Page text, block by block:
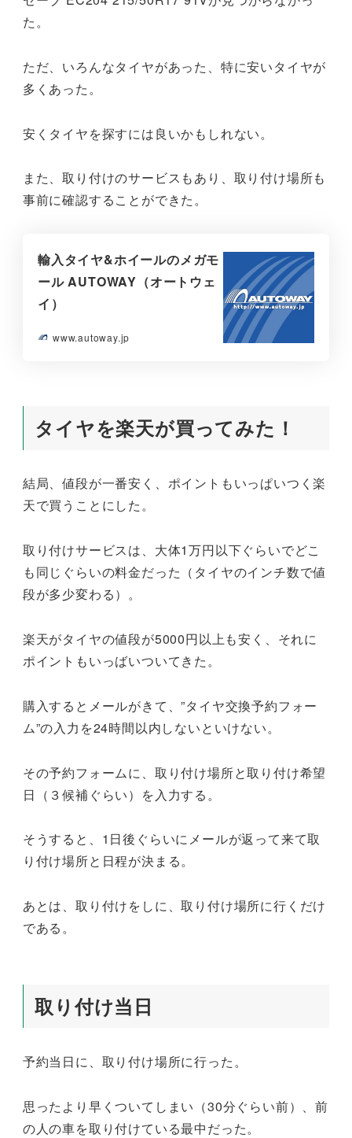
た。
ただ、いろんなタイヤがあった、特に安いタイヤが
多くあった。
安くタイヤを探すには良いかもしれない。
また、取り付けのサービスもあり、取り付け場所も
事前に確認することができた。
輸入タイヤ&ホイールのメガモ
ール AUTOWAY（オートウェ
イ）
www.autoway.jp
タイヤを楽天が買ってみた！
結局、値段が一番安く、ポイントもいっぱいつく楽
天で買うことにした。
取り付けサービスは、大体1万円以下ぐらいでどこ
も同じぐらいの料金だった（タイヤのインチ数で値
段が多少変わる）。
楽天がタイヤの値段が5000円以上も安く、それに
ポイントもいっばいついてきた。
購入するとメールがきて、”タイヤ交換予約フォー
ム”の入力を24時間以内しないといけない。
その予約フォームに、取り付け場所と取り付け希望
日（３候補ぐらい）を入力する。
そうすると、1日後ぐらいにメールが返って来て取
り付け場所と日程が決まる。
あとは、取り付けをしに、取り付け場所に行くだけ
である。
取り付け当日
予約当日に、取り付け場所に行った。
思ったより早くついてしまい（30分ぐらい前）、前
の人の車を取り付けている最中だった。